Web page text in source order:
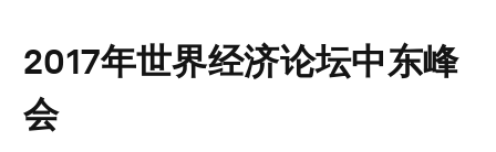
2017年世界经济论坛中东峰
会